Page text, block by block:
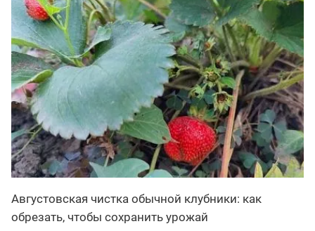
Августовская чистка обычной клубники: как
обрезать, чтобы сохранить урожай